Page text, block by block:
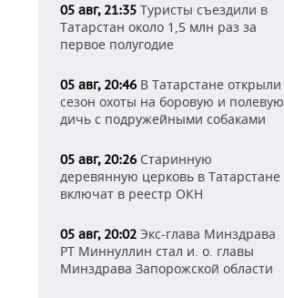
05 авг, 21:35 Туристы съездили в
Татарстан около 1,5 млн раз за
первое полугодие
05 авг, 20:46 В Татарстане открыли
сезон охоты на боровую и полевую
дичь с подружейными собаками
05 авг, 20:26 Старинную
деревянную церковь в Татарстане
включат в реестр ОКН
05 авг, 20:02 Экс-глава Минздрава
РТ Миннуллин стал и. о. главы
Минздрава Запорожской области